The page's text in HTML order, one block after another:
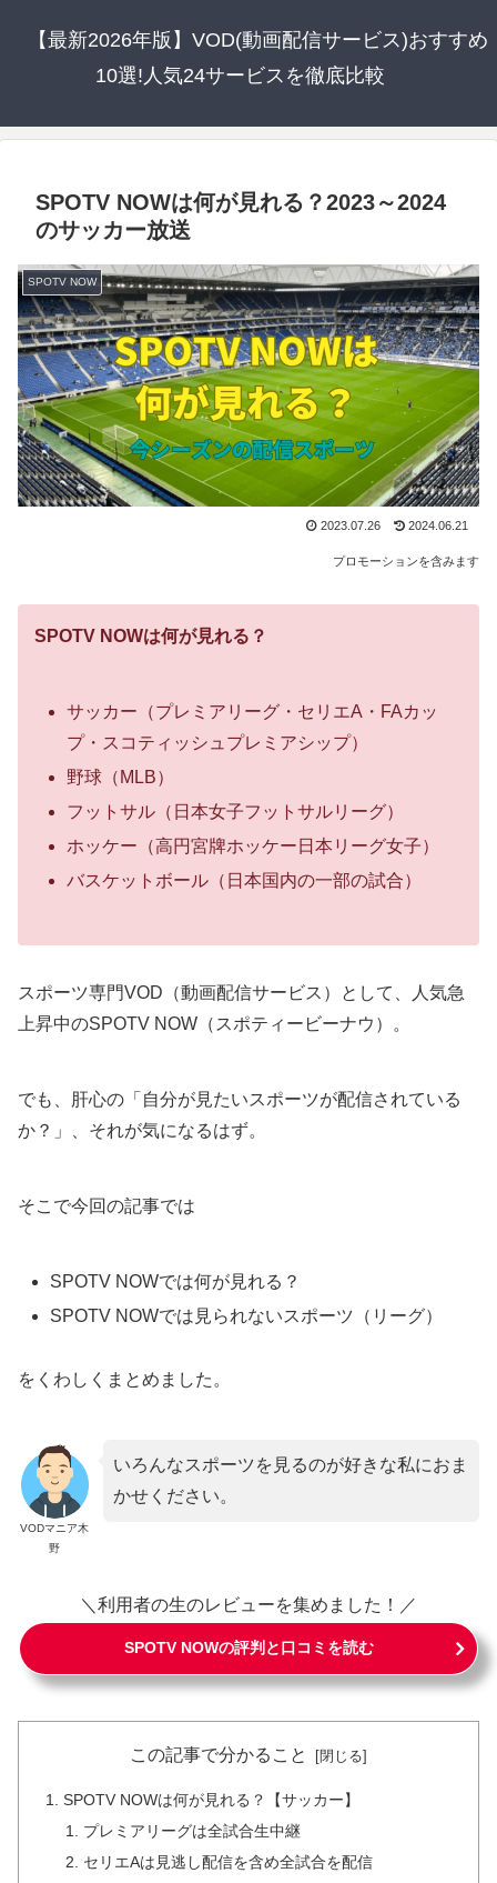
【最新2026年版】VOD(動画配信サービス)おすすめ
10選!人気24サービスを徹底比較
SPOTV NOWは何が見れる？2023～2024
のサッカー放送
SPOTV NOW
2023.07.26 2024.06.21
プロモーションを含みます
SPOTV NOWは何が見れる？
サッカー（プレミアリーグ・セリエA・FAカッ
プ・スコティッシュプレミアシップ）
野球（MLB）
フットサル（日本女子フットサルリーグ）
ホッケー（高円宮牌ホッケー日本リーグ女子）
バスケットボール（日本国内の一部の試合）
スポーツ専門VOD（動画配信サービス）として、人気急
上昇中のSPOTV NOW（スポティービーナウ）。
でも、肝心の「自分が見たいスポーツが配信されている
か？」、それが気になるはず。
そこで今回の記事では
SPOTV NOWでは何が見れる？
SPOTV NOWでは見られないスポーツ（リーグ）
をくわしくまとめました。
VODマニア木
野
いろんなスポーツを見るのが好きな私におま
かせください。
＼利用者の生のレビューを集めました！／
SPOTV NOWの評判と口コミを読む
この記事で分かること
SPOTV NOWは何が見れる？【サッカー】
プレミアリーグは全試合生中継
セリエAは見逃し配信を含め全試合を配信